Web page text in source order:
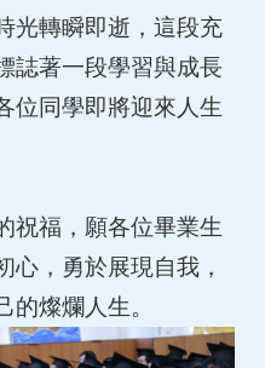
光轉瞬即逝，這段充
誌著一段學習與成長
位同學即將迎來人生
祝福，願各位畢業生
心，勇於展現自我，
的燦爛人生。